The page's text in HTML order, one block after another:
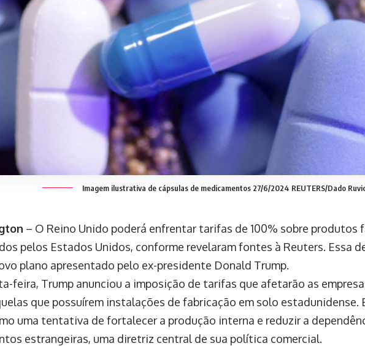
Imagem ilustrativa de cápsulas de medicamentos 27/6/2024 REUTERS/Dado
– O Reino Unido poderá enfrentar tarifas de 100% sobre produtos
pelos Estados Unidos, conforme revelaram fontes à Reuters. Essa
plano apresentado pelo ex-presidente Donald Trump.
feira, Trump anunciou a imposição de tarifas que afetarão as
que possuírem instalações de fabricação em solo estadunidense.
uma tentativa de fortalecer a produção interna e reduzir a
estrangeiras, uma diretriz central de sua política comercial.